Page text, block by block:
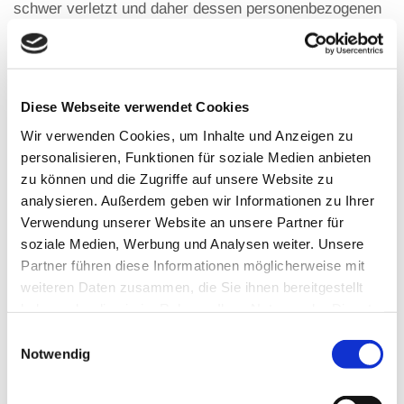
Diese Webseite verwendet Cookies
Wir verwenden Cookies, um Inhalte und Anzeigen zu
personalisieren, Funktionen für soziale Medien anbieten
zu können und die Zugriffe auf unsere Website zu
analysieren. Außerdem geben wir Informationen zu Ihrer
Verwendung unserer Website an unsere Partner für
soziale Medien, Werbung und Analysen weiter. Unsere
Partner führen diese Informationen möglicherweise mit
weiteren Daten zusammen, die Sie ihnen bereitgestellt
Notwendig
schwer verletzt und daher dessen personenbezogenen
Daten z.B. an einen Arzt weitergegeben werden.
Die Verarbeitung beruht auf Art. 6 I lit. f DSGVO, wenn
Interessen des Verantwortlichen oder eines Dritten
erforderlich ist, sofern nicht die Interessen oder
Grundrechte und Grundfreiheiten der betroffenen
Person, die den Schutz personenbezogener Daten
erfordern, überwiegen.
Erhebung und Speicherung von Nutzungsdaten
Zur Optimierung unserer Webseite sammeln und
speichern wir für 30 Tage Daten wie z. B. Datum und
Uhrzeit des Seitenaufrufs, die Seite, von der Sie unsere
Seite aufgerufen haben und ähnliches, sofern Sie dieser